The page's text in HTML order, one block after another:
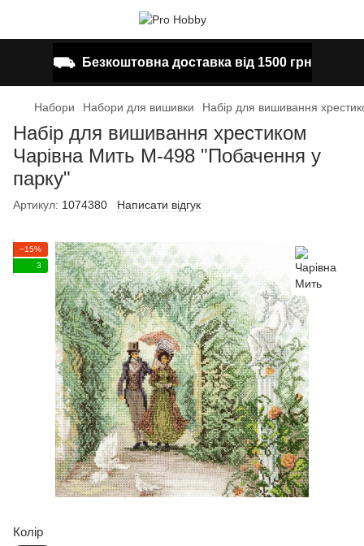
⛟ Безкоштовна доставка від 1500 грн
Набори Набори для вишивки Набір для вишивання
Набір для вишивання хрестиком
Чарівна Мить М-498 "Побачення у
парку"
Артикул: 1074380 Написати відгук
−15%
3
Колір